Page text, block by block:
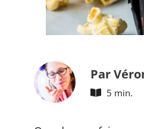
Par
5 min.